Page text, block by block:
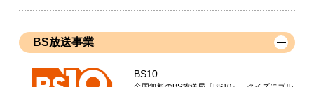
BS放送事業
BS10